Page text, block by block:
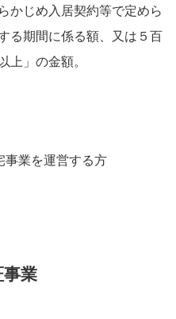
かじめ入居契約等で定めら
る期間に係る額、又は５百
上」の金額。
事業を運営する方
事業